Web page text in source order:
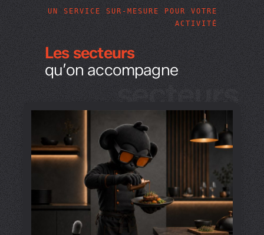
Les secteurs
qu’on accompagne
UN SERVICE SUR-MESURE POUR VOTRE
ACTIVITÉ